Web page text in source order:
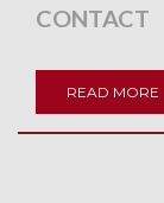
CONTACT
READ MORE